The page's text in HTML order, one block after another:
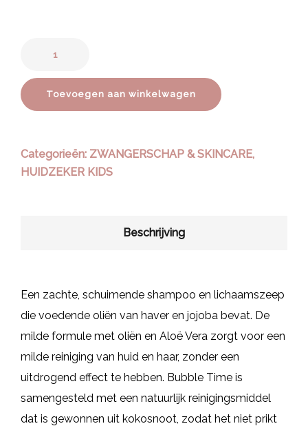
Toevoegen aan winkelwagen
Categorieën: ZWANGERSCHAP & SKINCARE,
HUIDZEKER KIDS
Beschrijving
Een zachte, schuimende shampoo en lichaamszeep
die voedende oliën van haver en jojoba bevat. De
milde formule met oliën en Aloë Vera zorgt voor een
milde reiniging van huid en haar, zonder een
uitdrogend effect te hebben. Bubble Time is
samengesteld met een natuurlijk reinigingsmiddel
dat is gewonnen uit kokosnoot, zodat het niet prikt